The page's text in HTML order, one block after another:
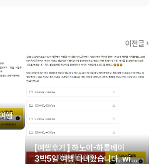
여행
이전글 ›
[여행후기 ] 하노이-하롱베이
3박5일 여행 다녀왔습니다. with